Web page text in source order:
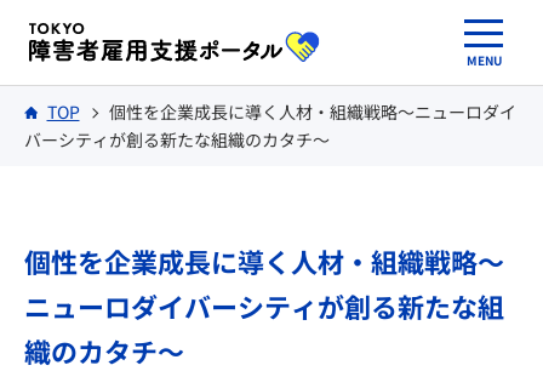
TOP
個性を企業成長に導く人材・組織戦略～ニューロダイ
バーシティが創る新たな組織のカタチ～
個性を企業成長に導く人材・組織戦略～
ニューロダイバーシティが創る新たな組
織のカタチ～